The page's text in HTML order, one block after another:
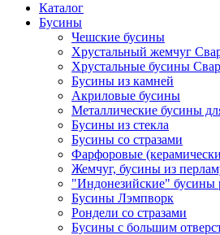
Каталог
Бусины
Чешские бусины
Хрустальный жемчуг
Хрустальные бусины
Бусины из камней
Акриловые бусины
Металлические бусины
Бусины из стекла
Бусины со стразами
Фарфоровые
Жемчуг, бусины из
"Индонезийские" бусины
Бусины Лэмпворк
Рондели со стразами
Бусины с большим